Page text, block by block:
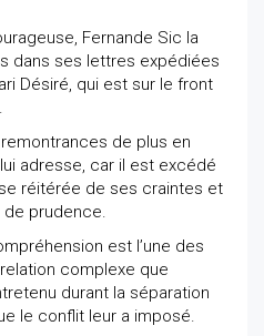
Fernande Sic la
dans ses lettres expédiées
Désiré, qui est sur le front
de plus en
adresse, car il est excédé
réitérée de ses craintes et
prudence.
est l’une des
complexe que
durant la séparation
le conflit leur a imposé.